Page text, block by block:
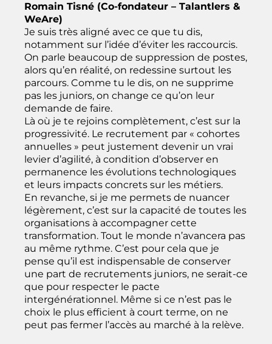
Romain Tisné (Co-fondateur – Talantlers &
WeAre)
Je suis très aligné avec ce que tu dis,
notamment sur l’idée d’éviter les raccourcis.
On parle beaucoup de suppression de postes,
alors qu’en réalité, on redessine surtout les
parcours. Comme tu le dis, on ne supprime
pas les juniors, on change ce qu’on leur
demande de faire.
Là où je te rejoins complètement, c’est sur la
progressivité. Le recrutement par « cohortes
annuelles » peut justement devenir un vrai
levier d’agilité, à condition d’observer en
permanence les évolutions technologiques
et leurs impacts concrets sur les métiers.
En revanche, si je me permets de nuancer
légèrement, c’est sur la capacité de toutes les
organisations à accompagner cette
transformation. Tout le monde n’avancera pas
au même rythme. C’est pour cela que je
pense qu’il est indispensable de conserver
une part de recrutements juniors, ne serait-ce
que pour respecter le pacte
intergénérationnel. Même si ce n’est pas le
choix le plus efficient à court terme, on ne
peut pas fermer l’accès au marché à la relève.